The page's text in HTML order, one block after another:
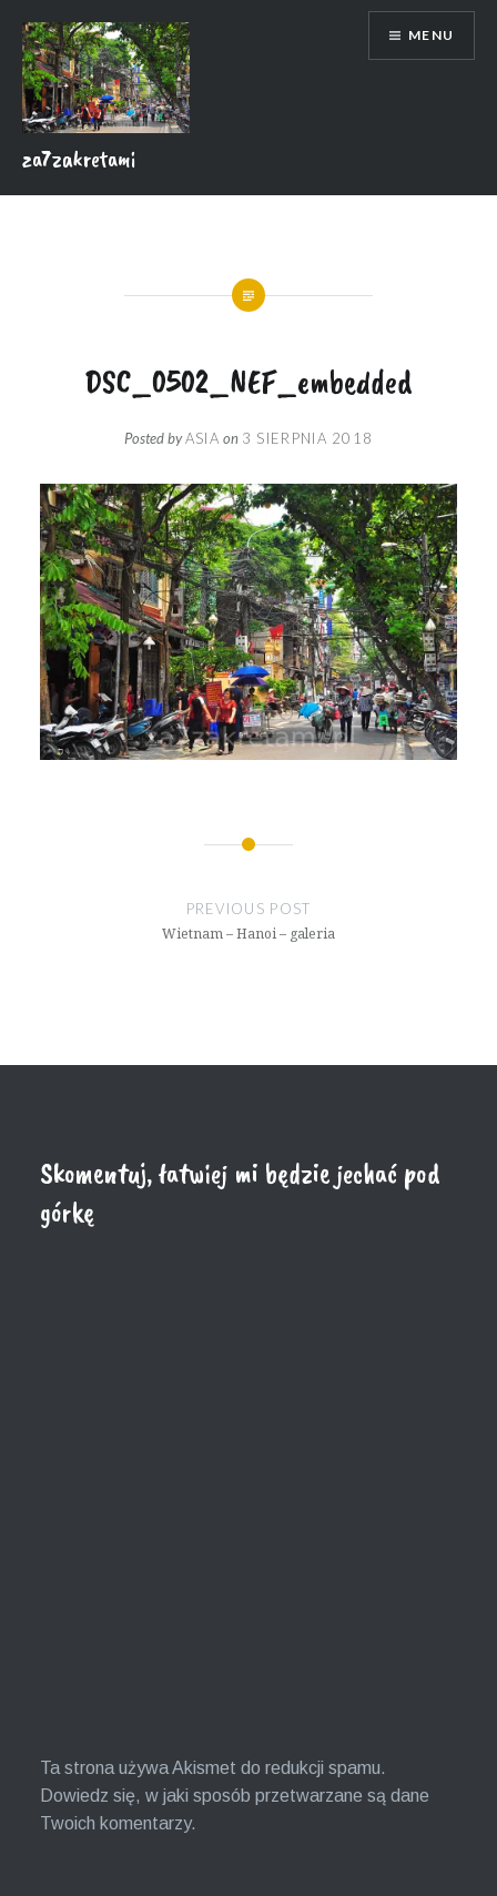
content
za7zakretami
MENU
DSC_0502_NEF_embedded
Posted byASIA on 3 SIERPNIA 2018
PREVIOUS POST
Wietnam – Hanoi – galeria
Skomentuj, łatwiej mi będzie jechać pod
górkę
Ta strona używa Akismet do redukcji spamu.
Dowiedz się, w jaki sposób przetwarzane są dane
Twoich komentarzy.